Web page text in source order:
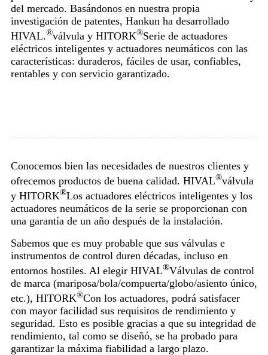
del mercado. Basándonos en nuestra propia
investigación de patentes, Hankun ha desarrollado
HIVAL.®válvula y HITORK®Serie de actuadores
eléctricos inteligentes y actuadores neumáticos con las
características: duraderos, fáciles de usar, confiables,
rentables y con servicio garantizado.
Conocemos bien las necesidades de nuestros clientes y
ofrecemos productos de buena calidad. HIVAL®válvula
y HITORK®Los actuadores eléctricos inteligentes y los
actuadores neumáticos de la serie se proporcionan con
una garantía de un año después de la instalación.
Sabemos que es muy probable que sus válvulas e
instrumentos de control duren décadas, incluso en
entornos hostiles. Al elegir HIVAL®Válvulas de control
de marca (mariposa/bola/compuerta/globo/asiento único,
etc.), HITORK®Con los actuadores, podrá satisfacer
con mayor facilidad sus requisitos de rendimiento y
seguridad. Esto es posible gracias a que su integridad de
rendimiento, tal como se diseñó, se ha probado para
garantizar la máxima fiabilidad a largo plazo.